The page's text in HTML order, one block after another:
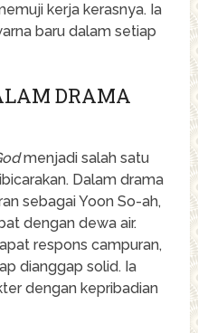
kerja kerasnya. Ia
baru dalam setiap
DRAMA
menjadi salah satu
Dalam drama
sebagai Yoon So-ah,
dengan dewa air.
respons campuran,
dianggap solid. Ia
dengan kepribadian